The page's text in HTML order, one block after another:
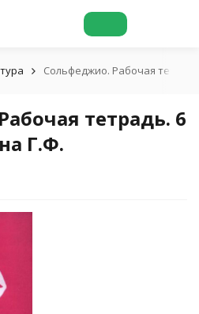
Сольфеджио. Рабочая
тетрадь. 6
Г.Ф.